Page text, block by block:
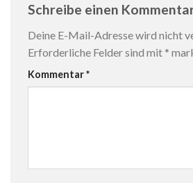
Schreibe einen
Deine E-Mail-Adresse wird nicht
Erforderliche Felder sind mit *
Kommentar*